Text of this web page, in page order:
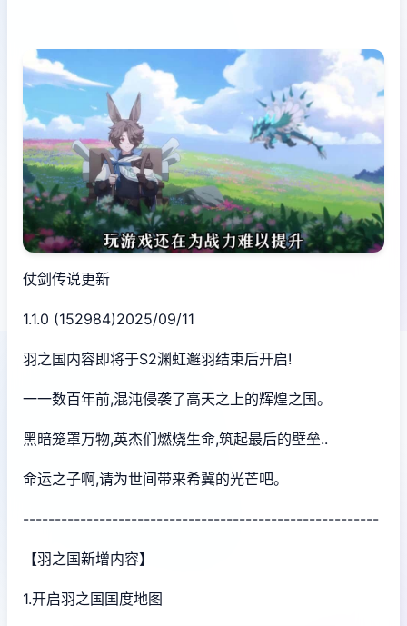
仗剑传说更新
1.1.0 (152984)2025/09/11
羽之国内容即将于S2渊虹邂羽结束后开启!
一一数百年前,混沌侵袭了高天之上的辉煌之国。
黑暗笼罩万物,英杰们燃烧生命,筑起最后的壁垒..
命运之子啊,请为世间带来希冀的光芒吧。
--------------------------------------------------------
【羽之国新增内容】
1.开启羽之国国度地图